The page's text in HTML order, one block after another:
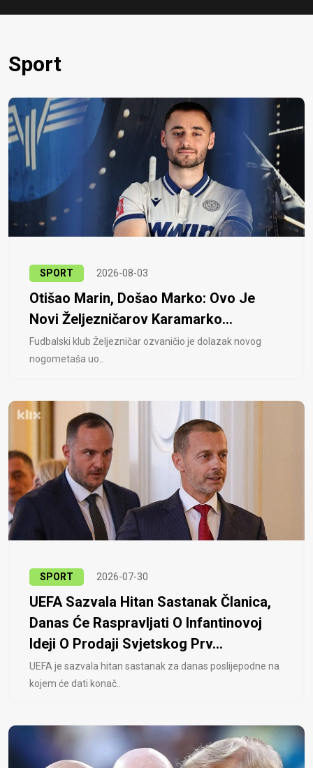
Sport
SPORT 2026-08-03
Otišao Marin, Došao Marko: Ovo Je
Novi Željezničarov Karamarko...
Fudbalski klub Željezničar ozvaničio je dolazak novog
nogometaša uo..
SPORT 2026-07-30
UEFA Sazvala Hitan Sastanak Članica,
Danas Će Raspravljati O Infantinovoj
Ideji O Prodaji Svjetskog Prv...
UEFA je sazvala hitan sastanak za danas poslijepodne na
kojem će dati konač..